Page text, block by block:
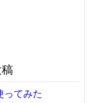
ってみた